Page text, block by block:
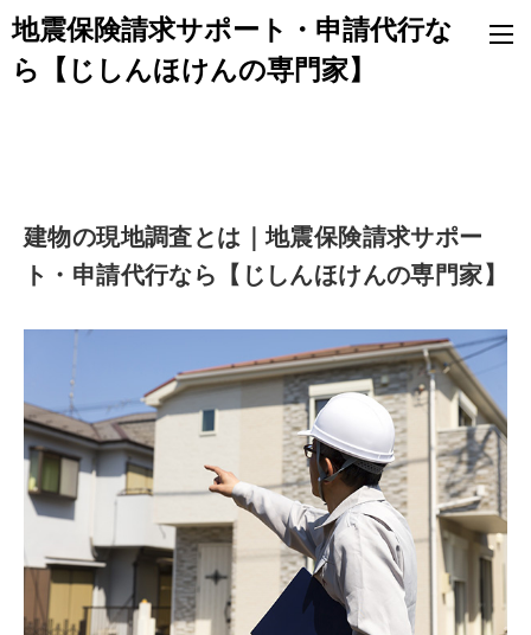
地震保険請求サポート・申請代行な
ら【じしんほけんの専門家】
建物の現地調査とは｜地震保険請求サポー
ト・申請代行なら【じしんほけんの専門家】